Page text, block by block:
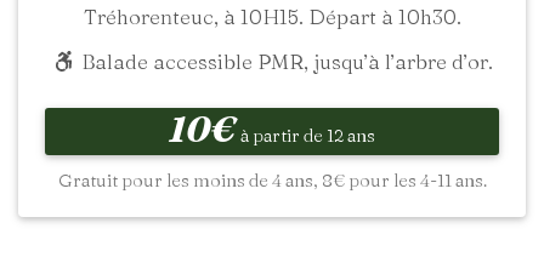
Tréhorenteuc, à 10H15. Départ à 10h30.
Balade accessible PMR, jusqu’à l’arbre d’or.
10€ à partir de 12 ans
Gratuit pour les moins de 4 ans, 8€ pour les 4-11 ans.